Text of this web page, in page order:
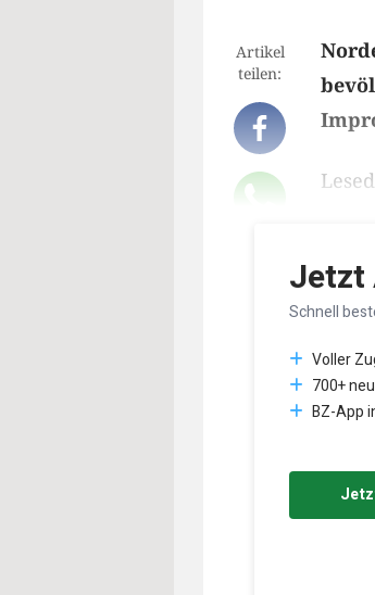
Artikel
teilen:
Jetzt
Schnell
Voller
700+
BZ-App